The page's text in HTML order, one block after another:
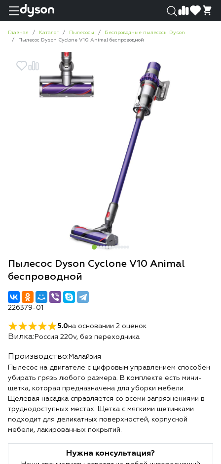
Главная Каталог Пылесосы
Беспроводные пылесосы Dyson
Пылесос Dyson Cyclone V10 Animal беспроводной
Пылесос Dyson Cyclone V10 Animal
беспроводной
226379-01
5.0на основании 2 оценок
Вилка: Россия 220v, без переходника
Производство: Малайзия
Пылесос на двигателе с цифровым управлением способен
убирать грязь любого размера. В комплекте есть мини-
щетка, которая предназначена для уборки мебели.
Щелевая насадка справляется со всеми загрязнениями в
труднодоступных местах. Щетка с мягкими щетинками
подходит для деликатных поверхностей, корпусной
мебели, лакированных покрытий.
Нужна консультация?